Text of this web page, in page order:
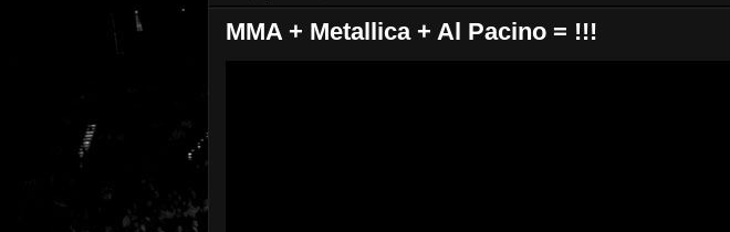
MMA + Metallica + Al Pacino = !!!